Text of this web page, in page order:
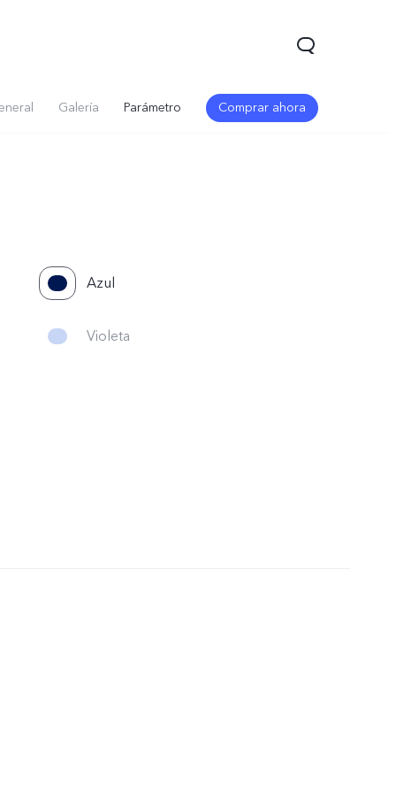
Galería Parámetro Comprar ahora
Azul
Violeta